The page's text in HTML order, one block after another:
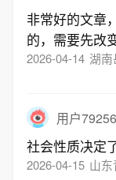
非常好的文章
的，需要先改
正规，本文极
2026-04-14 湖南
用户
社会性质决定
2026-04-15 山东